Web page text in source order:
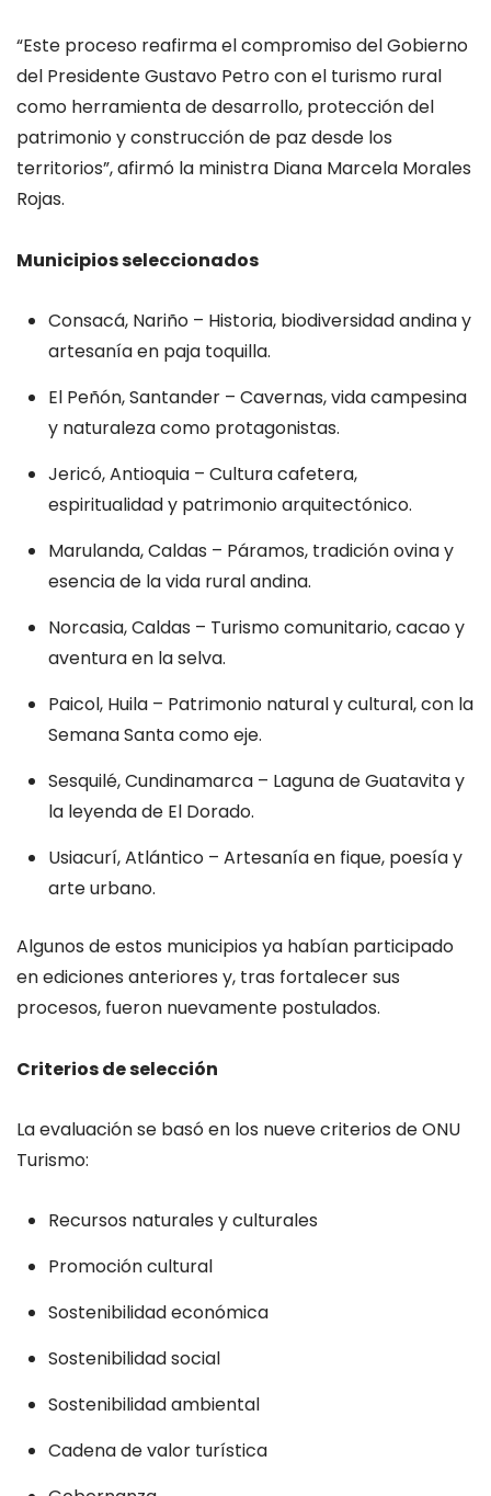
“Este proceso reafirma el compromiso del Gobierno
del Presidente Gustavo Petro con el turismo rural
como herramienta de desarrollo, protección del
patrimonio y construcción de paz desde los
territorios”, afirmó la ministra Diana Marcela Morales
Rojas.
Municipios seleccionados
Consacá, Nariño – Historia, biodiversidad andina y
artesanía en paja toquilla.
El Peñón, Santander – Cavernas, vida campesina
y naturaleza como protagonistas.
Jericó, Antioquia – Cultura cafetera,
espiritualidad y patrimonio arquitectónico.
Marulanda, Caldas – Páramos, tradición ovina y
esencia de la vida rural andina.
Norcasia, Caldas – Turismo comunitario, cacao y
aventura en la selva.
Paicol, Huila – Patrimonio natural y cultural, con la
Semana Santa como eje.
Sesquilé, Cundinamarca – Laguna de Guatavita y
la leyenda de El Dorado.
Usiacurí, Atlántico – Artesanía en fique, poesía y
arte urbano.
Algunos de estos municipios ya habían participado
en ediciones anteriores y, tras fortalecer sus
procesos, fueron nuevamente postulados.
Criterios de selección
La evaluación se basó en los nueve criterios de ONU
Turismo:
Recursos naturales y culturales
Promoción cultural
Sostenibilidad económica
Sostenibilidad social
Sostenibilidad ambiental
Cadena de valor turística